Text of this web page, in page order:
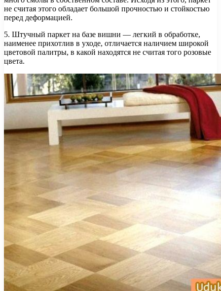
не считая этого обладает большой прочностью и стойкостью
перед деформацией.
5. Штучный паркет на базе вишни — легкий в обработке,
наименее прихотлив в уходе, отличается наличием широкой
цветовой палитры, в какой находятся не считая того розовые
цвета.